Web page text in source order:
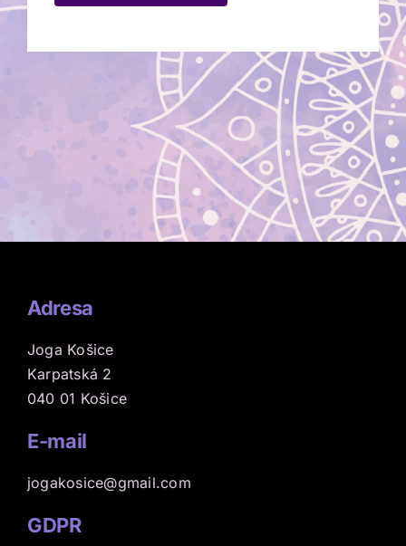
Adresa
Joga Košice
Karpatská 2
040 01 Košice
E-mail
jogakosice@gmail.com
GDPR